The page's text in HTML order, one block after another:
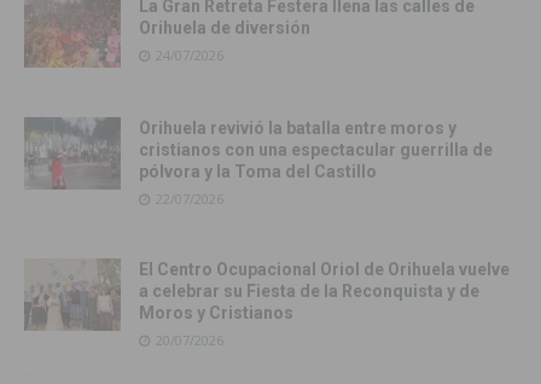
La Gran Retreta Festera llena las calles de
Orihuela de diversión
24/07/2026
Orihuela revivió la batalla entre moros y
cristianos con una espectacular guerrilla de
pólvora y la Toma del Castillo
22/07/2026
El Centro Ocupacional Oriol de Orihuela vuelve
a celebrar su Fiesta de la Reconquista y de
Moros y Cristianos
20/07/2026